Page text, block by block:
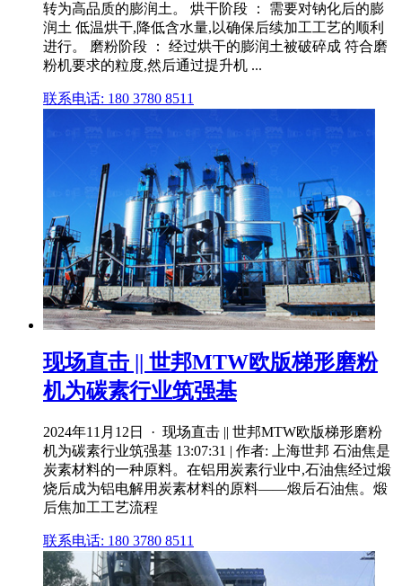
转为高品质的膨润土。 烘干阶段 ： 需要对钠化后的膨
润土 低温烘干,降低含水量,以确保后续加工工艺的顺利
进行。 磨粉阶段 ： 经过烘干的膨润土被破碎成 符合磨
粉机要求的粒度,然后通过提升机 ...
联系电话: 180 3780 8511
现场直击 || 世邦MTW欧版梯形磨粉
机为碳素行业筑强基
2024年11月12日 · 现场直击 || 世邦MTW欧版梯形磨粉
机为碳素行业筑强基 13:07:31 | 作者: 上海世邦 石油焦是
炭素材料的一种原料。在铝用炭素行业中,石油焦经过煅
烧后成为铝电解用炭素材料的原料——煅后石油焦。煅
后焦加工工艺流程
联系电话: 180 3780 8511